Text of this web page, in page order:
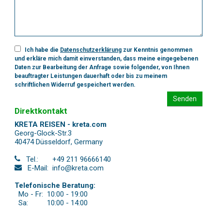
Ich habe die Datenschutzerklärung zur Kenntnis genommen
und erkläre mich damit einverstanden, dass meine eingegebenen
Daten zur Bearbeitung der Anfrage sowie folgender, von Ihnen
beauftragter Leistungen dauerhaft oder bis zu meinem
schriftlichen Widerruf gespeichert werden.
Senden
Direktkontakt
KRETA REISEN - kreta.com
Georg-Glock-Str.3
40474 Düsseldorf, Germany
Tel.:
+49 211 96666140
E-Mail: info@kreta.com
Telefonische Beratung:
Mo - Fr: 10:00 - 19:00
Sa:
10:00 - 14:00